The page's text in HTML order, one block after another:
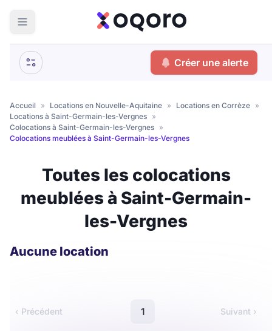
Votre
Que recherchez-vous ?
Colocation Coliving
Résidence étudiante
Meublé ?
Montant du loyer
recherche
Créer une alerte
Accueil » Locations en Nouvelle-Aquitaine » Locations en Corrèze »
Locations à Saint-Germain-les-Vergnes »
Colocations à Saint-Germain-les-Vergnes »
Colocations meublées à Saint-Germain-les-Vergnes
Toutes les colocations
meublées à Saint-Germain-
les-Vergnes
Aucune location
‹ Précédent 1 Suivant ›